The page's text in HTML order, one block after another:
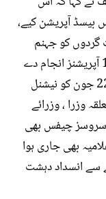
نے 22409 انٹیلیجنس بیسڈ آپریشن کیے،
دہشت گردوں کو جہنم
واصل کیا گیا، ادارے روزانہ کی بنیاد پر 112 آپریشنز انجام دے
رہے ہیں۔ انہوں نے کہا کہ عزم استحکام پر 22 جون کو نیشنل
وزرا ، وزرائے
سروسز چیفس بھی
بھی جاری ہوا
سے انسداد دہشت